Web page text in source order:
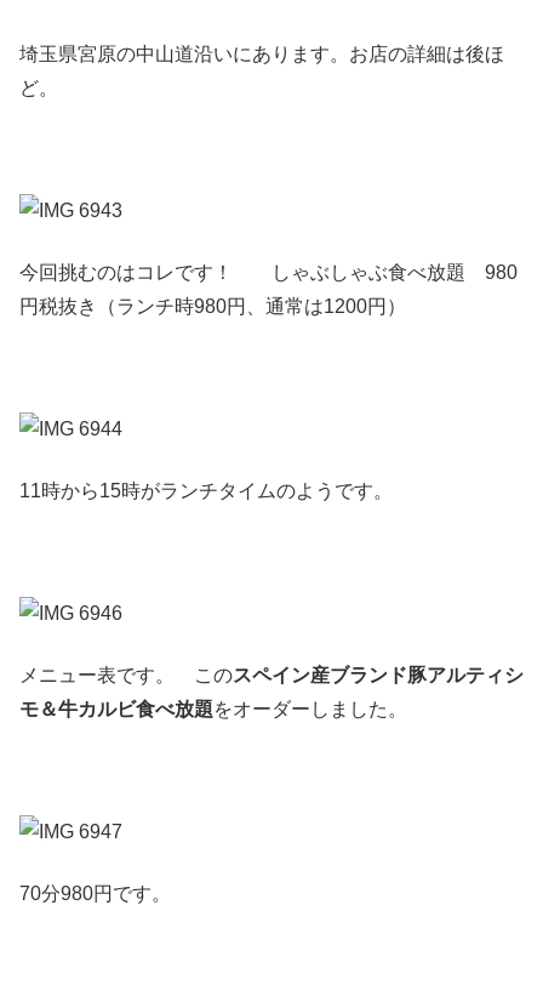
埼玉県宮原の中山道沿いにあります。お店の詳細は後ほ
ど。
今回挑むのはコレです！ しゃぶしゃぶ食べ放題 980
円税抜き（ランチ時980円、通常は1200円）
11時から15時がランチタイムのようです。
メニュー表です。 このスペイン産ブランド豚アルティシ
モ＆牛カルビ食べ放題をオーダーしました。
70分980円です。